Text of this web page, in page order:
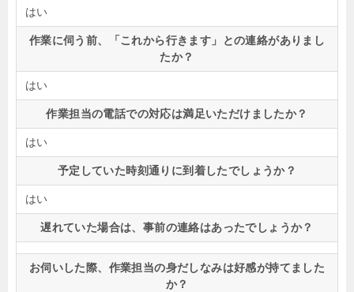
はい
作業に伺う前、「これから行きます」との連絡がありまし
たか？
はい
作業担当の電話での対応は満足いただけましたか？
はい
予定していた時刻通りに到着したでしょうか？
はい
遅れていた場合は、事前の連絡はあったでしょうか？
お伺いした際、作業担当の身だしなみは好感が持てました
か？